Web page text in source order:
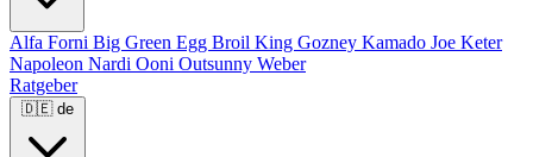
Alfa Forni Big Green Egg Broil King Gozney Kamado Joe Keter
Napoleon Nardi Ooni Outsunny Weber
Ratgeber
🇩🇪 de